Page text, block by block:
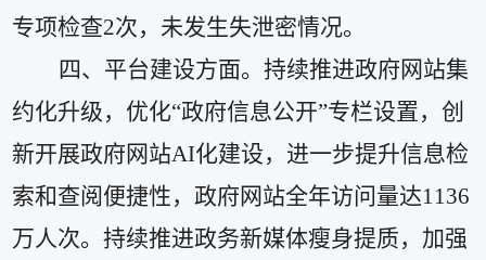
专项检查2次，未发生失泄密情况。
四、平台建设方面。持续推进政府网站集
约化升级，优化“政府信息公开”专栏设置，创
新开展政府网站AI化建设，进一步提升信息检
索和查阅便捷性，政府网站全年访问量达1136
万人次。持续推进政务新媒体瘦身提质， 加强